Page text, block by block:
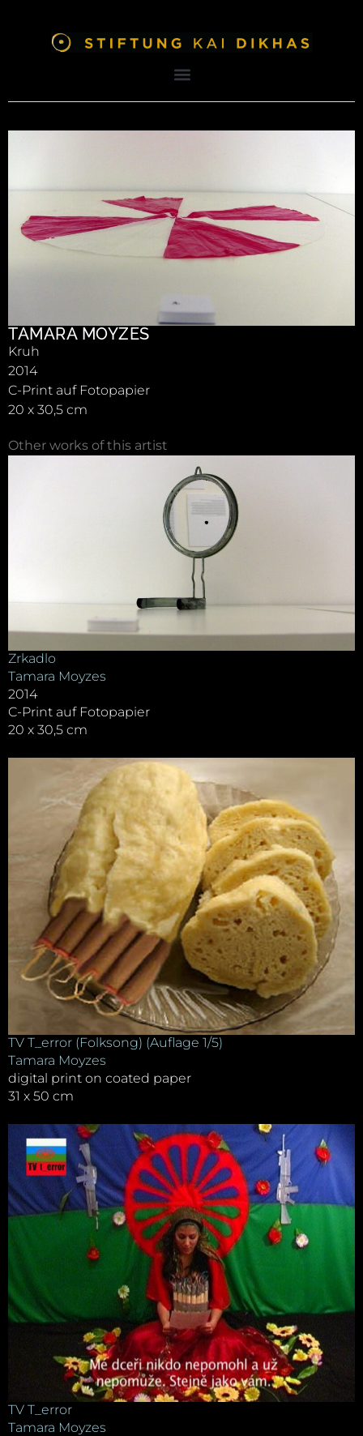
TAMARA MOYZES
Kruh
2014
C-Print auf Fotopapier
20 x 30,5 cm
Other works of this artist
Zrkadlo
Tamara Moyzes
2014
C-Print auf Fotopapier
20 x 30,5 cm
TV T_error (Folksong) (Auflage 1/5)
Tamara Moyzes
digital print on coated paper
31 x 50 cm
TV T_error
Tamara Moyzes